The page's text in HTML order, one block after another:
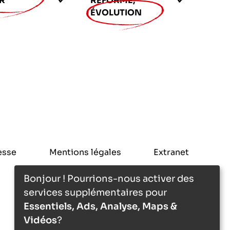
ÉVOLUTION
Mentions légales Extranet
Bonjour ! Pourrions-nous activer des
services supplémentaires pour
Essentiels, Ads, Analyse, Maps &
Vidéos?